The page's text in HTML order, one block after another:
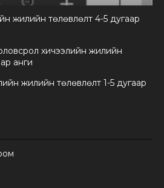
жилийн төлөвлөлт 4-5 дугаар
хичээлийн жилийн
анги
жилийн төлөвлөлт 1-5 дугаар